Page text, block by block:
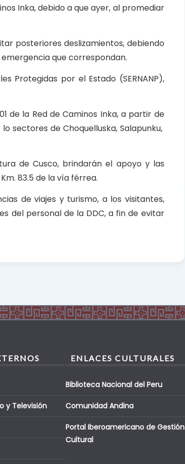
Inka, debido a que ayer, al promediar
posteriores deslizamientos, debiendo
que correspondan.
Protegidas por el Estado (SERNANP),
de la Red de Caminos Inka, a partir de
sectores de Choquelluska, Salapunku,
de Cusco, brindarán el apoyo y las
83.5 de la vía férrea.
de viajes y turismo, a los visitantes,
del personal de la DDC, a fin de evitar
y Televisión
ENLACES CULTURALES
Biblioteca Nacional del Peru
Comunidad Andina
Portal Iberoamericano de Gestión
Cultural